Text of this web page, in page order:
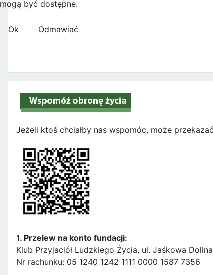
Jeżeli ktoś chciałby nas wspomóc, może
1. Przelew na konto fundacji:
Klub Przyjaciół Ludzkiego Życia, ul. Jaśkowa
Nr rachunku: 05 1240 1242 1111 0000 1587 7356
mogą być dostępne.
Ok
Odmawiać